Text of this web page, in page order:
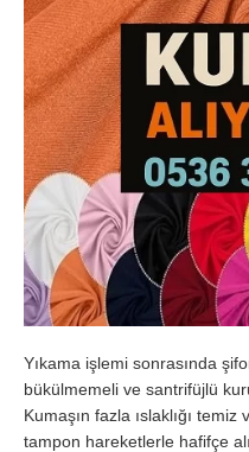
Yıkama işlemi sonrasında
bükülmemeli ve santrifüjlü
Kumaşın fazla ıslaklığı
tampon hareketlerle hafifçe